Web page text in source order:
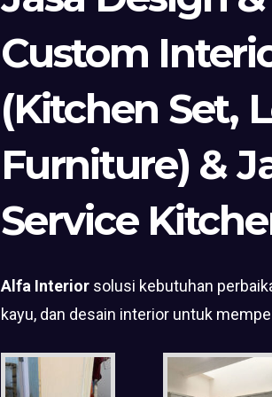
Custom
(Kitchen Set,
Furniture) &
Service
Alfa Interior solusi kebutuhan
kayu, dan desain interior untuk